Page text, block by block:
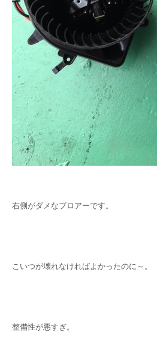
右側がダメなブロアーです。
こいつが壊れなければよかったのに～。
整備性が悪すぎ。